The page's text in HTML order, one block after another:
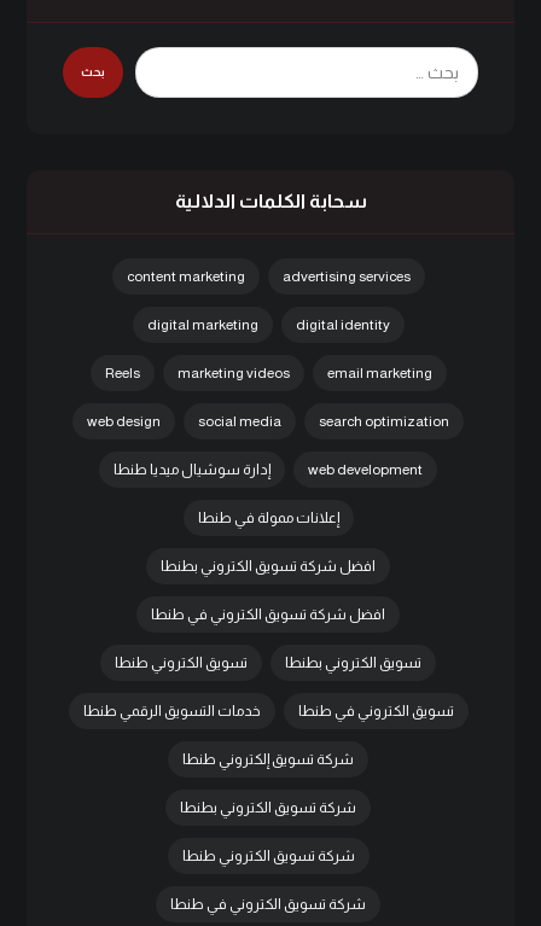
بحث
سحابة الكلمات الدلالية
advertising services
content marketing
digital identity
digital marketing
email marketing
marketing videos
Reels
search optimization
social media
web design
web development إدارة سوشيال ميديا طنطا
إعلانات ممولة في طنطا
افضل شركة تسويق الكتروني بطنطا
افضل شركة تسويق الكتروني في طنطا
تسويق الكتروني بطنطا تسويق الكتروني طنطا
تسويق الكتروني في طنطا خدمات التسويق الرقمي طنطا
شركة تسويق إلكتروني طنطا
شركة تسويق الكتروني بطنطا
شركة تسويق الكتروني طنطا
شركة تسويق الكتروني في طنطا